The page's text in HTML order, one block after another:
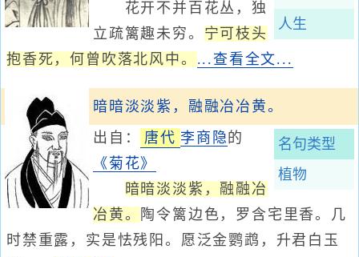
人生
花开不并百花丛，独
立疏篱趣未穷。 宁可枝头
抱香死，何曾吹落北风中。 ...查看全文...
暗暗淡淡紫，融融冶冶黄。
名句类型
植物
出自： 唐代 李商隐 的
《菊花》
暗暗淡淡紫，融融冶
冶黄。
陶令篱边色，罗含宅里香。几
时禁重露，实是怯残阳。愿泛金鹦鹉，升君白玉